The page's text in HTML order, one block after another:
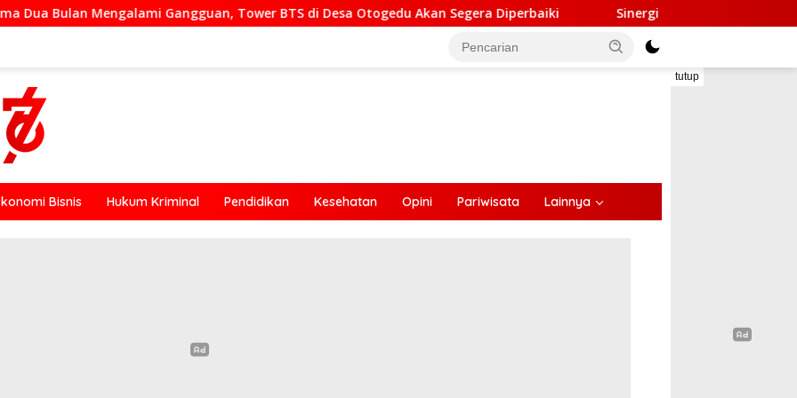
Gangguan, Tower BTS di Desa Otogedu Akan Segera Diperbaiki Sinergi Lintas Sektor, Satlantas Polres Ende
tutup
Bisnis Hukum Kriminal Pendidikan Kesehatan Opini Pariwisata Lainnya